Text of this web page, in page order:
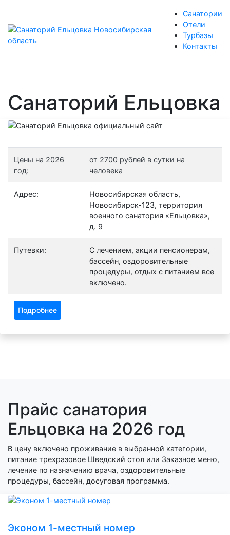
Санатории
Отели
Турбазы
Контакты
Санаторий Ельцовка
Цены на 2026
год:
от 2700 рублей в сутки на
человека
Адрес:
Новосибирская область,
Новосибирск-123, территория
военного санатория «Ельцовка»,
д. 9
Путевки:
С лечением, акции пенсионерам,
бассейн, оздоровительные
процедуры, отдых с питанием все
включено.
Подробнее
Прайс санатория
Ельцовка на 2026 год
В цену включено проживание в выбранной категории,
питание трехразовое Шведский стол или Заказное меню,
лечение по назначению врача, оздоровительные
процедуры, бассейн, досуговая программа.
Эконом 1-местный номер